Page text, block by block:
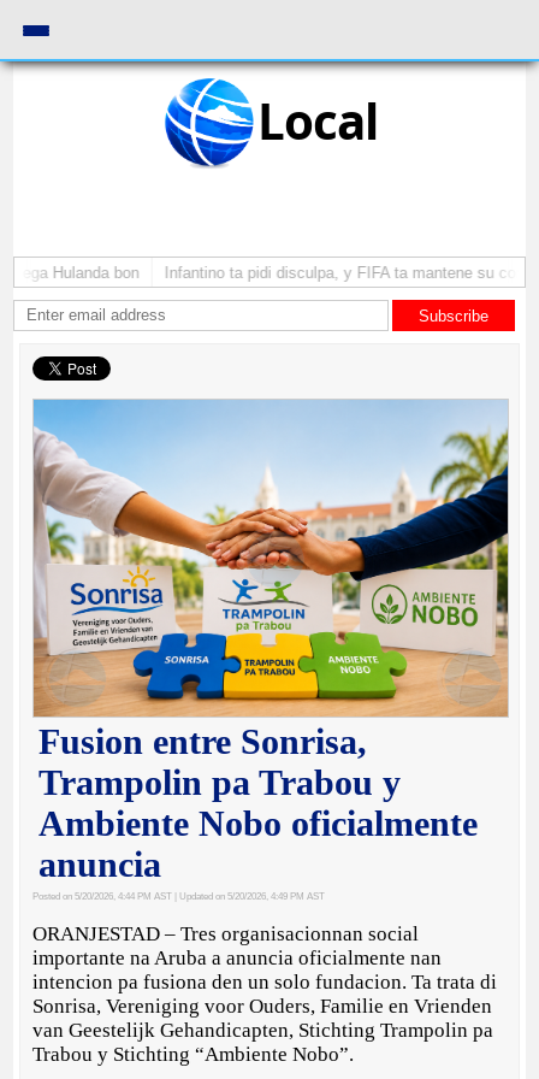
Local
Hulanda bon Infantino ta pidi disculpa, y FIFA ta mantene su como
Subscribe
Fusion entre Sonrisa,
Trampolin pa Trabou y
Ambiente Nobo oficialmente
anuncia
Posted on 5/20/2026, 4:44 PM AST | Updated on 5/20/2026, 4:49 PM AST
ORANJESTAD – Tres organisacionnan social
importante na Aruba a anuncia oficialmente nan
intencion pa fusiona den un solo fundacion. Ta trata di
Sonrisa, Vereniging voor Ouders, Familie en Vrienden
van Geestelijk Gehandicapten, Stichting Trampolin pa
Trabou y Stichting “Ambiente Nobo”.